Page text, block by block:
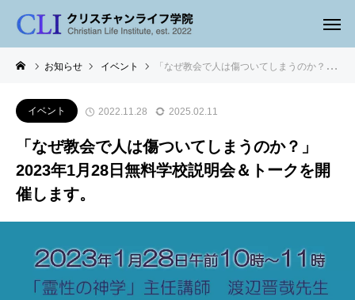
お知らせ イベント 「なぜ教会で人は傷ついてしまうのか？」2023年1月28日無料学校説明会＆トークを開催します。
イベント 2022.11.28 2025.02.11
「なぜ教会で人は傷ついてしまうのか？」
2023年1月28日無料学校説明会＆トークを開
催します。